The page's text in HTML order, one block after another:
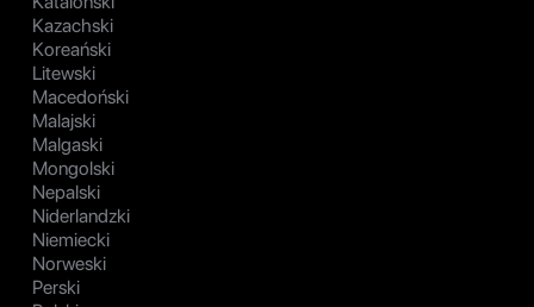
Kazachski
Koreański
Litewski
Macedoński
Malajski
Malgaski
Mongolski
Nepalski
Niderlandzki
Niemiecki
Norweski
Perski